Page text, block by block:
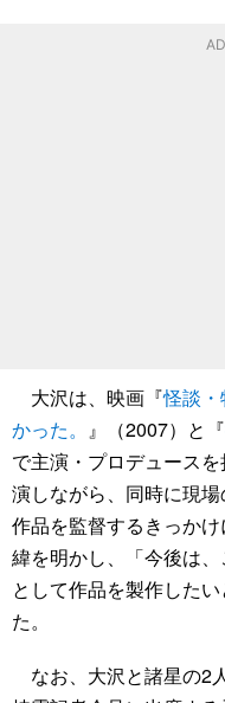
大沢は、映画『怪談
かった。
』（2007）と『
で主演・プロデュース
演しながら、同時に現
作品を監督するきっか
緯を明かし、「今後は
として作品を製作した
た。
なお、大沢と諸星の2